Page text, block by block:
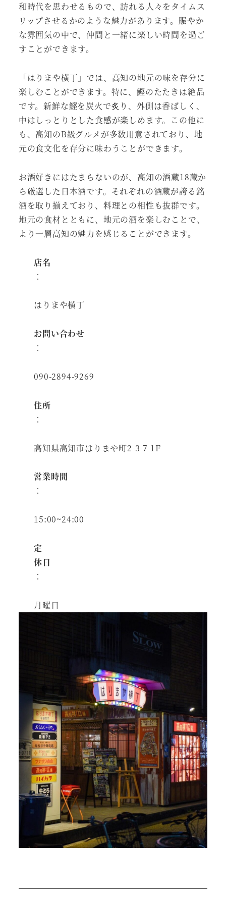
和時代を思わせるもので、訪れる人々をタイムス
リップさせるかのような魅力があります。賑やか
な雰囲気の中で、仲間と一緒に楽しい時間を過ご
すことができます。
「はりまや横丁」では、高知の地元の味を存分に
楽しむことができます。特に、鰹のたたきは絶品
です。新鮮な鰹を炭火で炙り、外側は香ばしく、
中はしっとりとした食感が楽しめます。この他に
も、高知のB級グルメが多数用意されており、地
元の食文化を存分に味わうことができます。
お酒好きにはたまらないのが、高知の酒蔵18蔵か
ら厳選した日本酒です。それぞれの酒蔵が誇る銘
酒を取り揃えており、料理との相性も抜群です。
地元の食材とともに、地元の酒を楽しむことで、
より一層高知の魅力を感じることができます。
店名
：
はりまや横丁
お問い合わせ
：
090-2894-9269
住所
：
高知県高知市はりまや町2-3-7 1F
営業時間
：
15:00~24:00
定
休日
：
月曜日